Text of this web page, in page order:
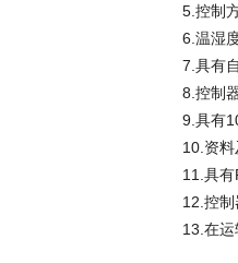
5.控制
6.温湿
7.具有
8.控制
9.具有
10.资
11.具
12.控
13.在